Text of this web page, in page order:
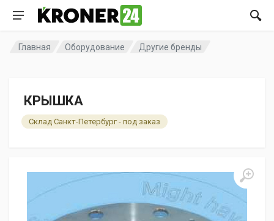
Главная Оборудование Другие бренды
КРЫШКА
Склад Санкт-Петербург - под заказ